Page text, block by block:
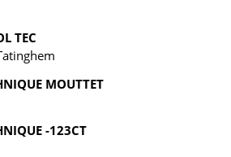
TEC
MOUTTET
-123CT